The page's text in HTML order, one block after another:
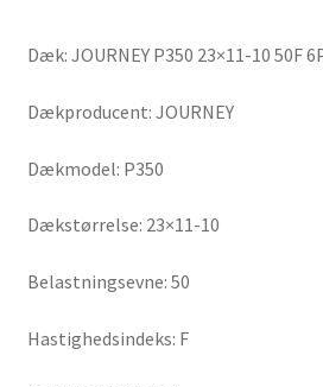
Dæk: JOURNEY P350 23×11-10 50F
Dækproducent: JOURNEY
Dækmodel: P350
Dækstørrelse: 23×11-10
Belastningsevne: 50
Hastighedsindeks: F